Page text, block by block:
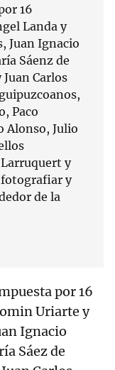
16
Landa y
Juan Ignacio
Sáenz de
Carlos
Paco
Alonso, Julio
y
fotografiar y
de la
por 16
Uriarte y
Ignacio
Sáez de